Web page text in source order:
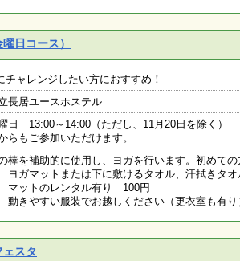
日コース）
チャレンジしたい方におすすめ！
長居ユースホステル
日 13:00～14:00（ただし、11月20日を除く）
らもご参加いただけます。
棒を補助的に使用し、ヨガを行います。初めて
ガマットまたは下に敷けるタオル、汗拭きタオ
マットのレンタル有り 100円
きやすい服装でお越しください（更衣室も有り
スタ